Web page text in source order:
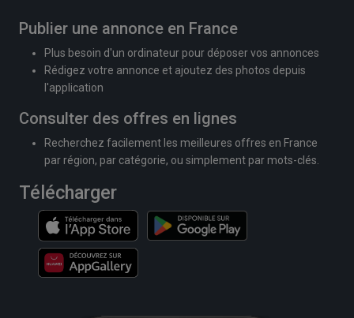
Publier une annonce en France
Plus besoin d'un ordinateur pour déposer vos annonces
Rédigez votre annonce et ajoutez des photos depuis
l'application
Consulter des offres en lignes
Recherchez facilement les meilleures offres en France
par région, par catégorie, ou simplement par mots-clés.
Télécharger